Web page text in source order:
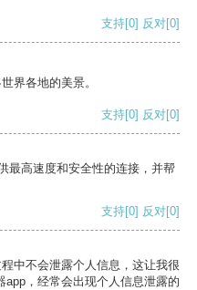
支持[0] 反对[0]
界各地的美景。
支持[0] 反对[0]
最高速度和安全性的连接，并帮
支持[0] 反对[0]
中不会泄露个人信息，这让我很
，经常会出现个人信息泄露的